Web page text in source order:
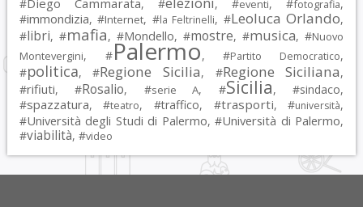
#
, # , #eventi, #fotografia,
#immondizia, #Internet, #la Feltrinelli, #Leoluca Orlando,
#libri, #mafia, #Mondello, #mostre, #musica, #Nuovo
Montevergini, #Palermo, #Partito Democratico,
#politica, #Regione Sicilia, #Regione Siciliana,
#rifiuti, #Rosalio, #serie A, #Sicilia, #sindaco,
#spazzatura, #teatro, #traffico, #trasporti, #università,
#Università degli Studi di Palermo, #Università di Palermo,
#viabilità, #video